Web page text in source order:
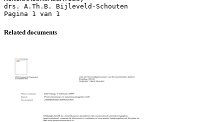
drs. A.Th.B. Bijleveld-Schouten
Related documents